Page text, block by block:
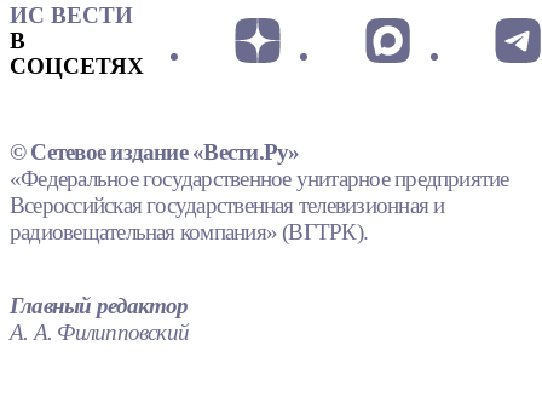
ИС ВЕСТИ
В
СОЦСЕТЯХ
© Сетевое издание «Вести.Ру»
«Федеральное государственное унитарное предприятие
Всероссийская государственная телевизионная и
радиовещательная компания» (ВГТРК).
Главный редактор
А. А. Филипповский